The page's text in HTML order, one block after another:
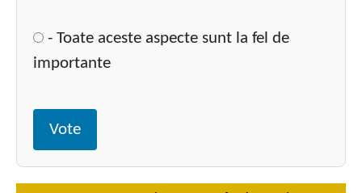
- Toate aceste aspecte sunt la fel de
importante
Vote